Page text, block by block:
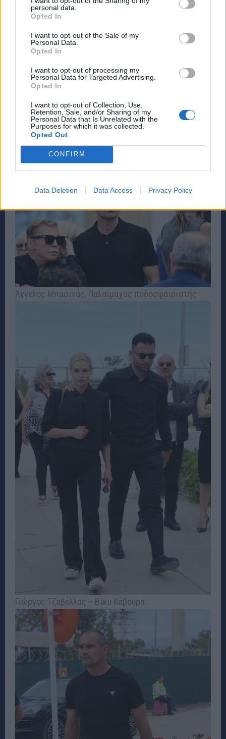
personal data.
Opted In
I want to opt-out of the Sale of my
Personal Data.
Opted In
I want to opt-out of processing my
Personal Data for Targeted Advertising.
Opted In
I want to opt-out of Collection, Use,
Retention, Sale, and/or Sharing of my
Personal Data that Is Unrelated with the
Purposes for which it was collected.
Opted Out
CONFIRM
Data Deletion Data Access Privacy Policy
Βασίλης Γκαγκάτσης, πρώην πρόεδρος ΕΠΟ
Βασίλης Σαμπράκος, δημοσιογράφος
Άγγελος Μπασινάς, Παλαίμαχος ποδοσφαιριστής
Γιώργος Τζαβέλλας – Βίκυ Κάβουρα